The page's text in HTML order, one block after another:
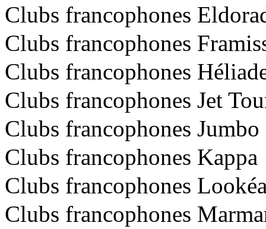
Clubs francophones
Clubs francophones
Clubs francophones
Clubs francophones Jet
Clubs francophones Jumbo
Clubs francophones Kappa
Clubs francophones
Clubs francophones